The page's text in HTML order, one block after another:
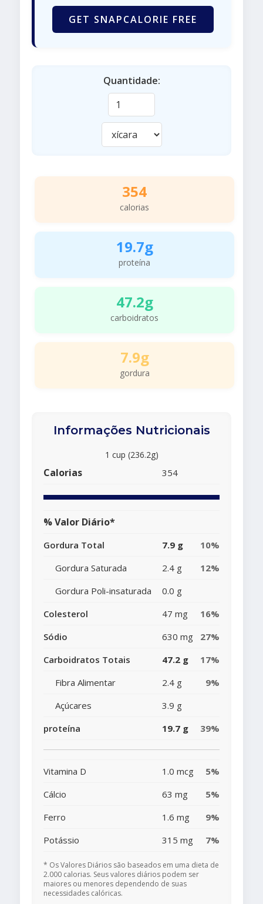
GET SNAPCALORIE FREE
Quantidade:
354
calorias
19.7g
proteína
47.2g
carboidratos
7.9g
gordura
Informações Nutricionais
1 cup (236.2g)
Calorias 354
% Valor Diário*
Gordura Total 7.9 g
10%
Gordura Saturada
2.4 g
12%
Gordura Poli-insaturada
0.0 g
Colesterol
47 mg
16%
Sódio
630 mg
27%
Carboidratos Totais
47.2 g
17%
Fibra Alimentar
2.4 g
9%
Açúcares
3.9 g
proteína
19.7 g 39%
Vitamina D 1.0 mcg
5%
Cálcio
63 mg
5%
Ferro
1.6 mg
9%
Potássio
315 mg 7%
* Os Valores Diários são baseados em uma dieta de
2.000 calorias. Seus valores diários podem ser
maiores ou menores dependendo de suas
necessidades calóricas.